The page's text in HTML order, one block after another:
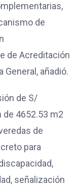
de
de Acreditación
añadió.
de S/
de 4652.53 m2
de
para
señalización